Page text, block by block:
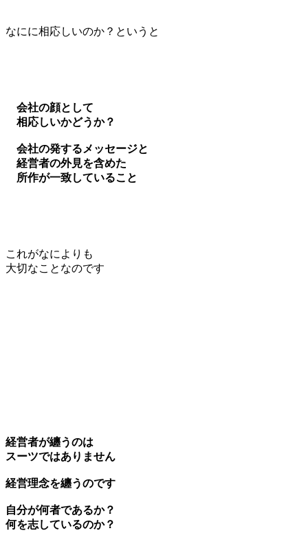
なにに相応しいのか？というと
会社の顔として
相応しいかどうか？
会社の発するメッセージと
経営者の外見を含めた
所作が一致していること
これがなによりも
大切なことなのです
経営者が纏うのは
スーツではありません
経営理念を纏うのです
自分が何者であるか？
何を志しているのか？